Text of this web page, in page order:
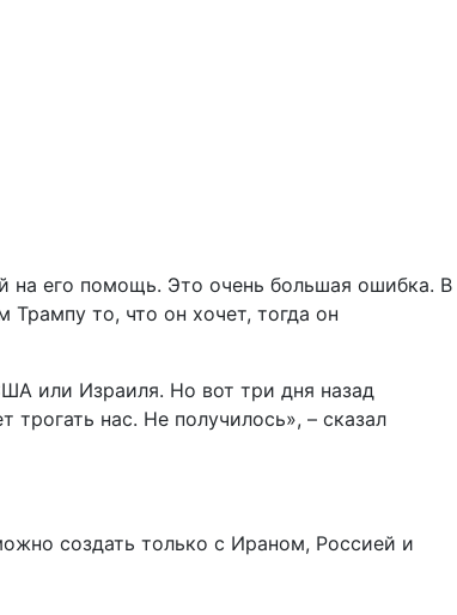
на его помощь. Это очень большая ошибка. В
то, что он хочет, тогда он
или Израиля. Но вот три дня назад
нас. Не получилось», – сказал
создать только с Ираном, Россией и